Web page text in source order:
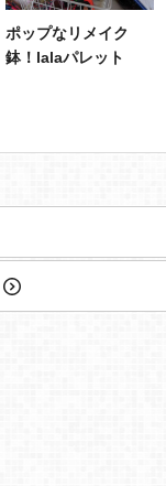
ポップなリメイク
鉢！lalaパレット